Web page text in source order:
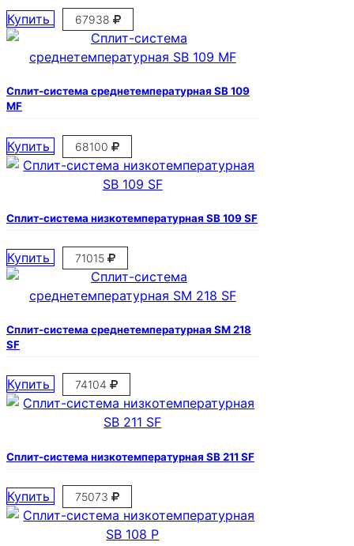
Купить 67938
Сплит-система среднетемпературная SB 109
MF
Купить 68100
Сплит-система низкотемпературная SB 109 SF
Купить 71015
Сплит-система среднетемпературная SM 218
SF
Купить 74104
Сплит-система низкотемпературная SB 211 SF
Купить 75073